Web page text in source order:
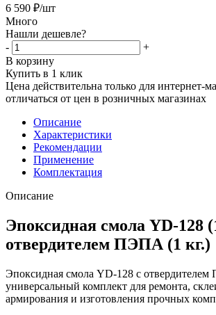
6 590 ₽/шт
Много
Нашли дешевле?
-
+
В корзину
Купить в 1 клик
Цена действительна только для интернет-
отличаться от цен в розничных магазинах
Описание
Характеристики
Рекомендации
Применение
Комплектация
Описание
Эпоксидная смола YD-128
отвердителем ПЭПА (1 кг.)
Эпоксидная смола YD-128 с
универсальный комплект для ремонта,
армирования и изготовления прочных